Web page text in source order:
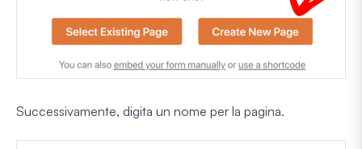
Successivamente, digita un nome per la pagina.